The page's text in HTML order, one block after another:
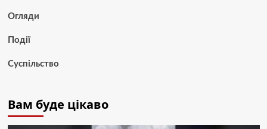
Огляди
Події
Суспільство
Вам буде цікаво